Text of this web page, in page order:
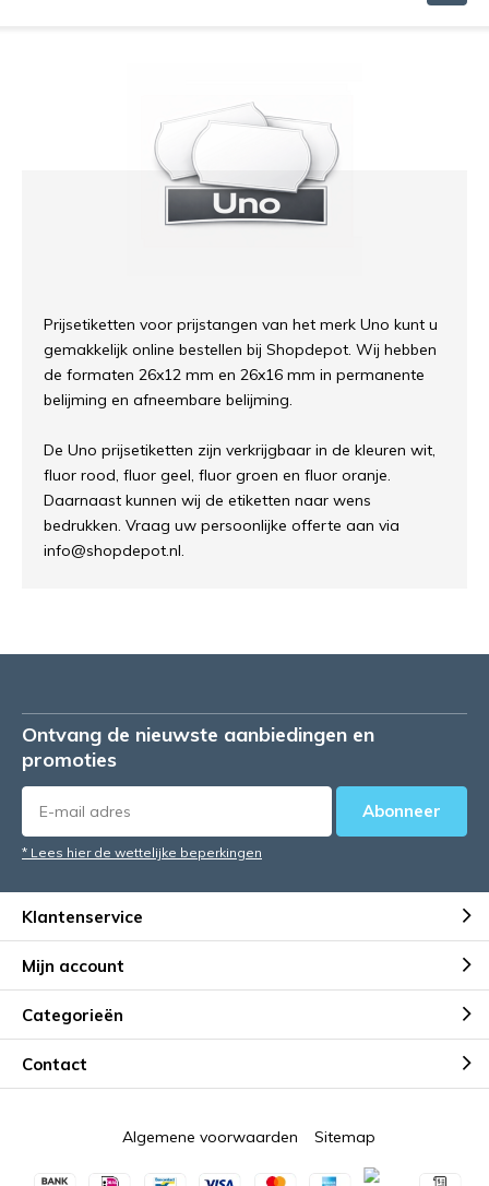
Prijsetiketten voor prijstangen van het merk Uno kunt u
gemakkelijk online bestellen bij Shopdepot. Wij hebben
de formaten 26x12 mm en 26x16 mm in permanente
belijming en afneembare belijming.
De Uno prijsetiketten zijn verkrijgbaar in de kleuren wit,
fluor rood, fluor geel, fluor groen en fluor oranje.
Daarnaast kunnen wij de etiketten naar wens
bedrukken. Vraag uw persoonlijke offerte aan via
info@shopdepot.nl.
Ontvang de nieuwste aanbiedingen en
promoties
Abonneer
* Lees hier de wettelijke beperkingen
Klantenservice
Mijn account
Categorieën
Contact
Algemene voorwaarden Sitemap